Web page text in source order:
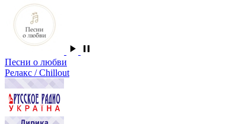
Песни о любви
Релакс / Chillout